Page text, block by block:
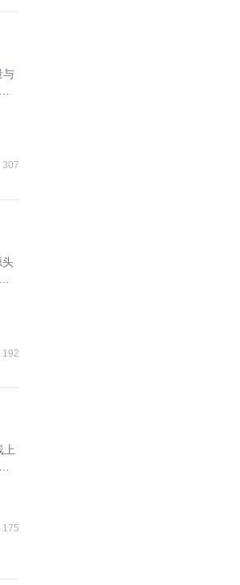
与
307
头
192
上
175